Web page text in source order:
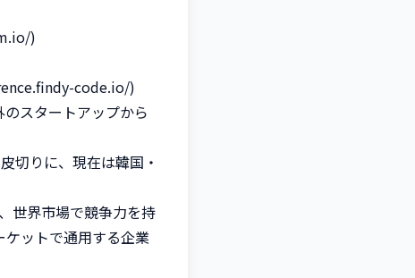
)
code.io/)
スタートアップから
切りに、現在は韓国・
世界市場で競争力を持
ットで通用する企業